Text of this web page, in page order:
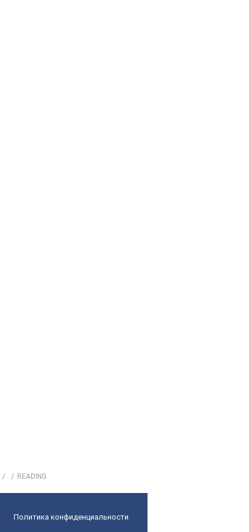
READING
Политика конфиденциальности